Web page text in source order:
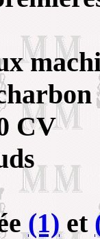
CV
(1)et